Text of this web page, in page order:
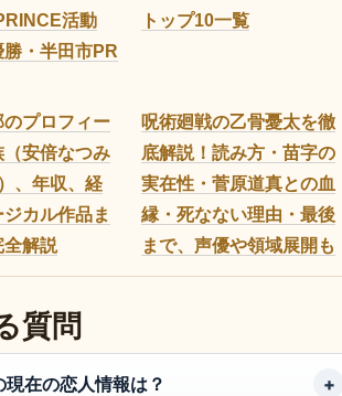
活動
勝・半田市PR
トップ10一覧
のプロフィー
（安倍なつみ
、年収、経
カル作品ま
全解説
呪術廻戦の乙骨憂太を徹
底解説！読み方・苗字の
実在性・菅原道真との血
縁・死なない理由・最後
まで、声優や領域展開も
質問
在の恋人情報は？